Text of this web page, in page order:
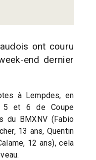
ont couru
end dernier
à Lempdes, en
5 et 6 de Coupe
du BMXNV (Fabio
13 ans, Quentin
12 ans), cela